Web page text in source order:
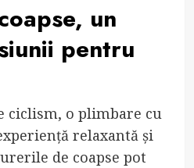
un
pentru
ciclism, o plimbare cu
relaxantă și
de coapse pot